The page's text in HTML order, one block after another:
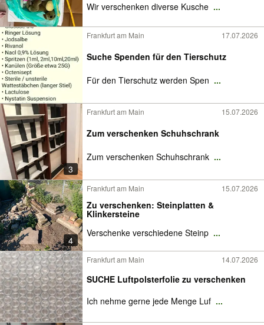
Wir verschenken diverse Kusche ...
Frankfurt am Main 17.07.2026
Suche Spenden für den Tierschutz
Für den Tierschutz werden Spen ...
3
Frankfurt am Main 15.07.2026
Zum verschenken Schuhschrank
Zum verschenken Schuhschrank ...
4
Frankfurt am Main 15.07.2026
Zu verschenken: Steinplatten &
Klinkersteine
Verschenke verschiedene Steinp ...
Frankfurt am Main 14.07.2026
SUCHE Luftpolsterfolie zu verschenken
Ich nehme gerne jede Menge Luf ...